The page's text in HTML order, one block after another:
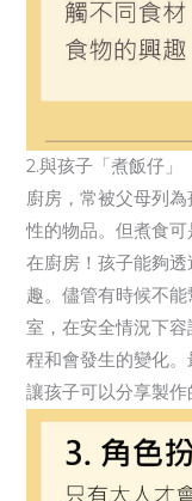
2.與孩子「煮飯仔」
廚房，常被父母列
性的物品。但煮食
在廚房！孩子能夠
趣。儘管有時候不
室，在安全情況下
程和會發生的變化
讓孩子可以分享製作